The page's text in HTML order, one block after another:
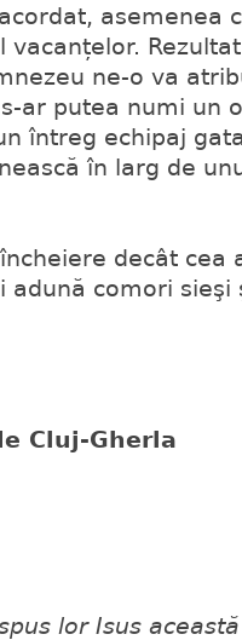
asemenea
vacanțelor.
ne-o va
ar putea numi un
întreg echipaj
în larg de
decât cea
adună comori
Cluj-Gherla
lor Isus